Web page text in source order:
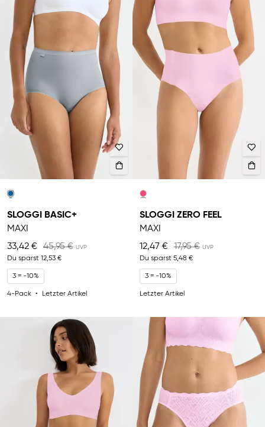
SLOGGI BASIC+
MAXI
33,42 €
45,95 €
Du sparst 12,53 €
3 = -10%
4-Pack Letzter Artikel
SLOGGI ZERO FEEL
MAXI
12,47 €
17,95 €
Du sparst 5,48 €
3 = -10%
Letzter Artikel